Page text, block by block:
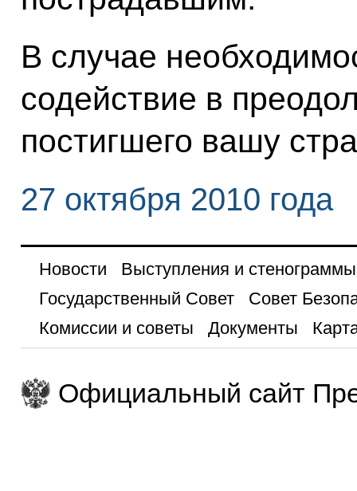
В случае
содействие в
постигшего вашу
27 октября 2010 года
Новости
Выступления и стенограммы
Государственный Совет
Совет
Комиссии и советы
Документы
Официальный сайт